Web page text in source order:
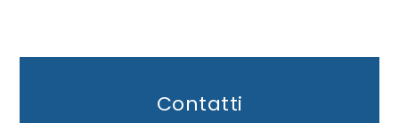
Contatti